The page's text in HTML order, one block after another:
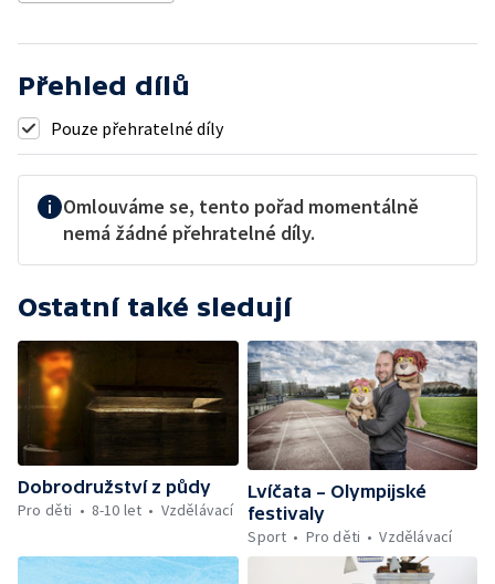
Přehled dílů
Pouze přehratelné díly
Omlouváme se, tento pořad momentálně
nemá žádné přehratelné díly.
Ostatní také sledují
Dobrodružství z půdy
Pro děti
8-10 let Vzdělávací
Lvíčata – Olympijské
festivaly
Sport
Pro děti Vzdělávací